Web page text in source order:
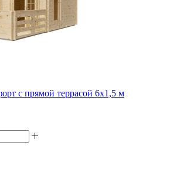
с прямой террасой 6х1,5 м